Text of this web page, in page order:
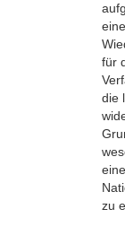
für
die
zu